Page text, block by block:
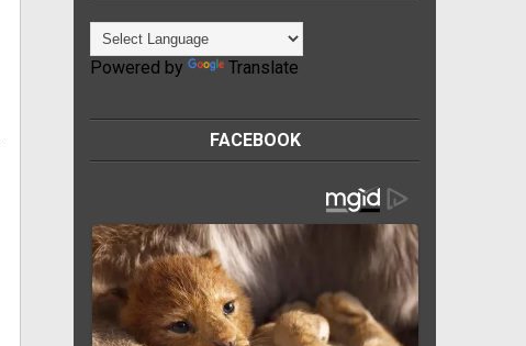
Powered by Translate
FACEBOOK